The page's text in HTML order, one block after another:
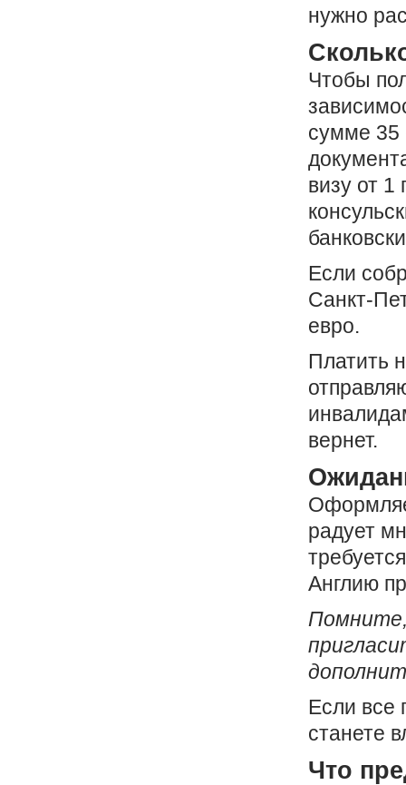
нужно
Чтобы
сумме 35
визу от
Если
Санкт-
евро.
Платить
вернет.
радует
Англию
Если все
станете
Что